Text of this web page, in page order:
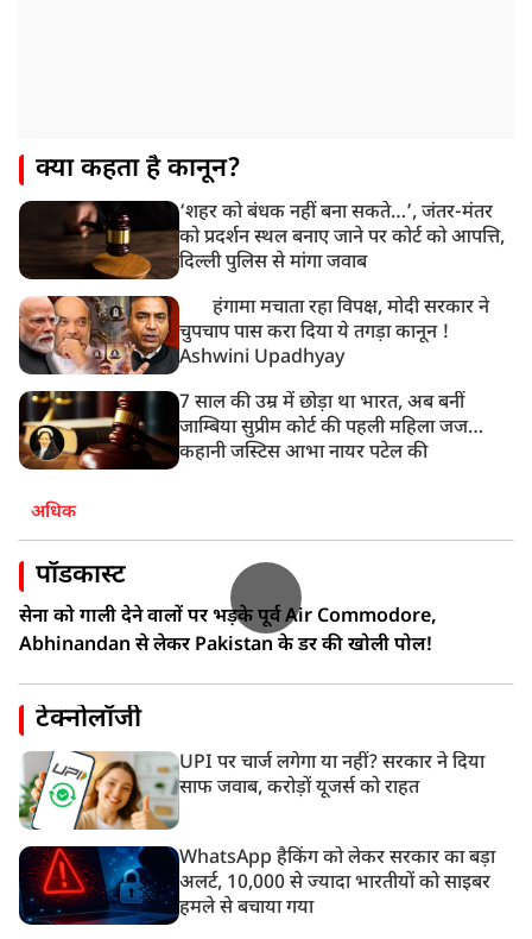
क्या कहता है कानून?
‘शहर को बंधक नहीं बना सकते…’, जंतर-मंतर
को प्रदर्शन स्थल बनाए जाने पर कोर्ट को आपत्ति,
दिल्ली पुलिस से मांगा जवाब
हंगामा मचाता रहा विपक्ष, मोदी सरकार ने
चुपचाप पास करा दिया ये तगड़ा कानून !
Ashwini Upadhyay
7 साल की उम्र में छोड़ा था भारत, अब बनीं
जाम्बिया सुप्रीम कोर्ट की पहली महिला जज…
कहानी जस्टिस आभा नायर पटेल की
अधिक
पॉडकास्ट
सेना को गाली देने वालों पर भड़के पूर्व Air Commodore,
Abhinandan से लेकर Pakistan के डर की खोली पोल!
टेक्नोलॉजी
UPI पर चार्ज लगेगा या नहीं? सरकार ने दिया
साफ जवाब, करोड़ों यूजर्स को राहत
WhatsApp हैकिंग को लेकर सरकार का बड़ा
अलर्ट, 10,000 से ज्यादा भारतीयों को साइबर
हमले से बचाया गया